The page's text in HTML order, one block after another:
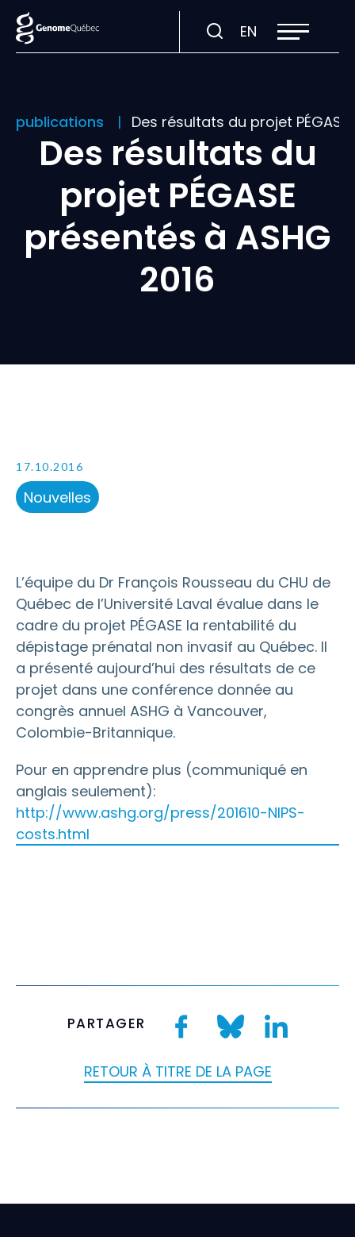
EN Visiter
la
:
English.
la
navigation
du
publications Des résultats du projet
Des résultats du
projet PÉGASE
présentés à ASHG
2016
17.10.2016
Nouvelles
L’équipe du Dr François Rousseau du CHU de
Québec de l’Université Laval évalue dans le
cadre du projet PÉGASE la rentabilité du
dépistage prénatal non invasif au Québec. Il
a présenté aujourd’hui des résultats de ce
projet dans une conférence donnée au
congrès annuel ASHG à Vancouver,
Colombie-Britannique.
Pour en apprendre plus (communiqué en
anglais seulement):
http://www.ashg.org/press/201610-NIPS-
costs.html
PARTAGER
RETOUR À TITRE DE LA PAGE